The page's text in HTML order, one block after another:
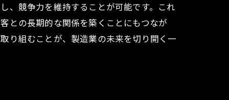
、競争力を維持することが可能です。これ
との長期的な関係を築くことにもつなが
り組むことが、製造業の未来を切り開く一